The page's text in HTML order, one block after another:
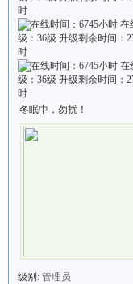
冬眠中，勿扰！
级别: 管理员